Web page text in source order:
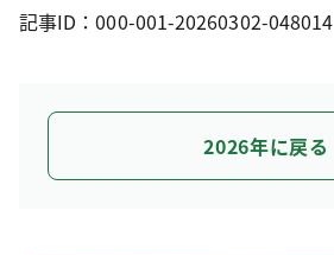
記事ID：000-001-20260302-048014
2026年に戻る